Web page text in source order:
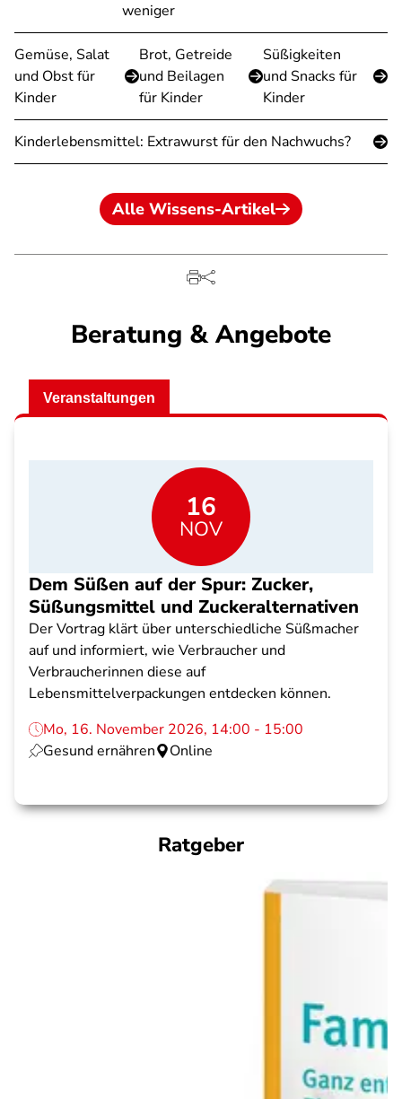
weniger
Gemüse, Salat
und Obst für
Kinder
Brot, Getreide
und Beilagen
für Kinder
Süßigkeiten
und Snacks für
Kinder
Kinderlebensmittel: Extrawurst für den Nachwuchs?
Alle Wissens-Artikel
Beratung & Angebote
Veranstaltungen
16
NOV
Dem Süßen auf der Spur: Zucker,
Süßungsmittel und Zuckeralternativen
Der Vortrag klärt über unterschiedliche Süßmacher
auf und informiert, wie Verbraucher und
Verbraucherinnen diese auf
Lebensmittelverpackungen entdecken können.
Mo, 16. November 2026, 14:00 - 15:00
Gesund ernähren
Online
Ratgeber